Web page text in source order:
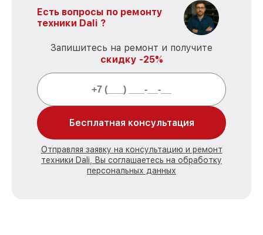
Есть вопросы по ремонту
техники Dali ?
Запишитесь на ремонт и получите
скидку -25%
Бесплатная консультация
Отправляя заявку на консультацию и ремонт
техники Dali, Вы соглашаетесь на обработку
персональных данных